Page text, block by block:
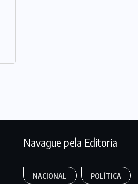
Navague pela Editoria
NACIONAL POLÍTICA